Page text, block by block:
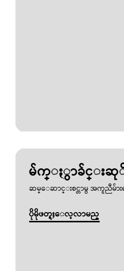
မ်က္ႏွာခ်င္းဆုိင္
ဆမ္ေဆာင္းစင္တာမွ အကူညီမ်ား
ပိုမိုဖတ္ရႈေလ့လာမည္